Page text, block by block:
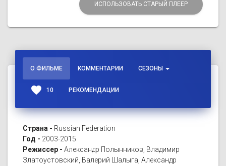
ИСПОЛЬЗОВАТЬ СТАРЫЙ ПЛЕЕР
О ФИЛЬМЕ КОММЕНТАРИИ СЕЗОНЫ
favorite 10 РЕКОМЕНДАЦИИ
Страна - Russian Federation
Год - 2003-2015
Режиссер - Александр Полынников, Владимир
Златоустовский, Валерий Шалыга, Александр